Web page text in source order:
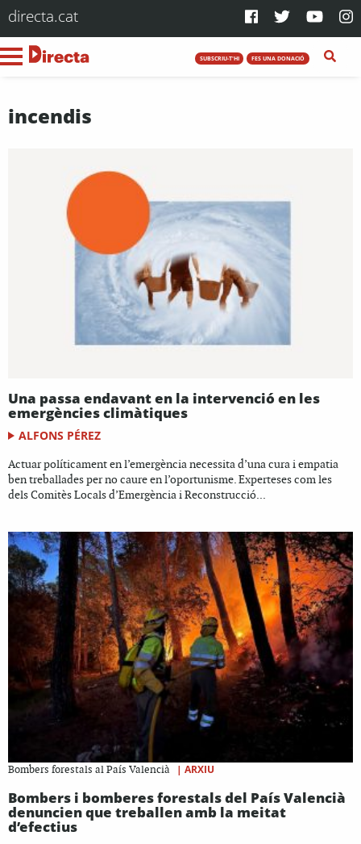
directa.cat
SUBSCRIU-T'HI FES UNA DONACIÓ
incendis
Una passa endavant en la intervenció en les
emergències climàtiques
ALFONS PÉREZ
Actuar políticament en l’emergència necessita d’una cura i empatia
ben treballades per no caure en l’oportunisme. Experteses com les
dels Comitès Locals d’Emergència i Reconstrucció...
Bombers forestals al País Valencià | ARXIU
Bombers i bomberes forestals del País Valencià
denuncien que treballen amb la meitat
d’efectius